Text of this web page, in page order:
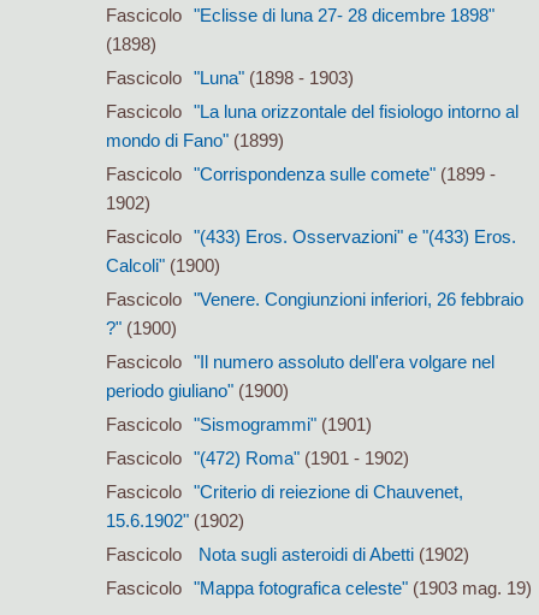
Fascicolo
"Eclisse di luna 27- 28 dicembre 1898"
(1898)
Fascicolo
"Luna"(1898 - 1903)
Fascicolo
"La luna orizzontale del fisiologo intorno al
mondo di Fano"(1899)
Fascicolo
"Corrispondenza sulle comete"(1899 -
1902)
Fascicolo
"(433) Eros. Osservazioni" e "(433) Eros.
Calcoli"(1900)
Fascicolo
"Venere. Congiunzioni inferiori, 26 febbraio
?"(1900)
Fascicolo
"Il numero assoluto dell'era volgare nel
periodo giuliano"(1900)
Fascicolo
"Sismogrammi"(1901)
Fascicolo
"(472) Roma"(1901 - 1902)
Fascicolo
"Criterio di reiezione di Chauvenet,
15.6.1902"(1902)
Fascicolo
Nota sugli asteroidi di Abetti(1902)
Fascicolo
"Mappa fotografica celeste"(1903 mag. 19)